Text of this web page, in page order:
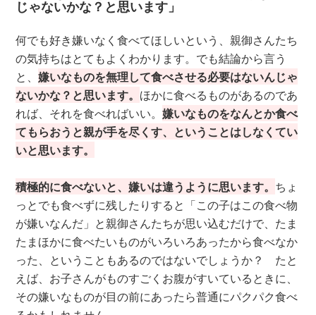
じゃないかな？と思います」
何でも好き嫌いなく食べてほしいという、親御さんたち
の気持ちはとてもよくわかります。でも結論から言う
と、嫌いなものを無理して食べさせる必要はないんじゃ
ないかな？と思います。 ほかに食べるものがあるのであ
れば、それを食べればいい。嫌いなものをなんとか食べ
てもらおうと親が手を尽くす、ということはしなくてい
いと思います。
積極的に食べないと、嫌いは違うように思います。 ちょ
っとでも食べずに残したりすると「この子はこの食べ物
が嫌いなんだ」と親御さんたちが思い込むだけで、たま
たまほかに食べたいものがいろいろあったから食べなか
った、ということもあるのではないでしょうか？ たと
えば、お子さんがものすごくお腹がすいているときに、
その嫌いなものが目の前にあったら普通にパクパク食べ